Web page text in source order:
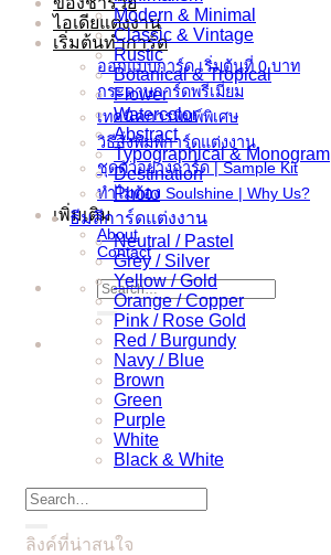
ไอเดียแต่งงาน
เริ่มต้นทำการ์ด
ออกแบบการ์ด เริ่มต้นที่ 0 บาท
กระดาษการ์ดพรีเมี่ยม
เทคนิคการพิมพ์พิเศษ
วิธีสั่งพิมพ์การ์ดแต่งงาน
ชุดตัวอย่างการ์ด | Sample Kit
ทำไมต้อง Soulshine | Why Us?
เพิ่มเติม
About
Contact
Search
for:
Modern & Minimal
Classic & Vintage
Rustic
Botanical & Tropical
Flower
Watercolor
Abstract
Typographical & Monogram
Destination
Photo
ธีมสีการ์ดแต่งงาน
Neutral / Pastel
Grey / Silver
Yellow / Gold
Orange / Copper
Pink / Rose Gold
Red / Burgundy
Navy / Blue
Brown
Green
Purple
White
Black & White
Search
for:
ลิงค์ที่น่าสนใจ